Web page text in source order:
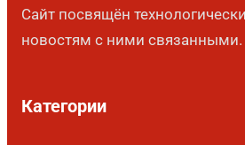
Сайт посвящён
новостям с ними связанными.
Категории